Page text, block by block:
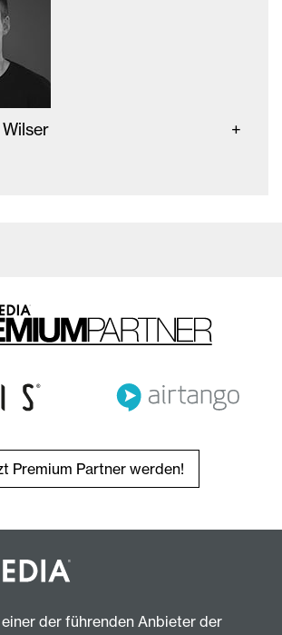
Premium Partner werden!
der führenden Anbieter der